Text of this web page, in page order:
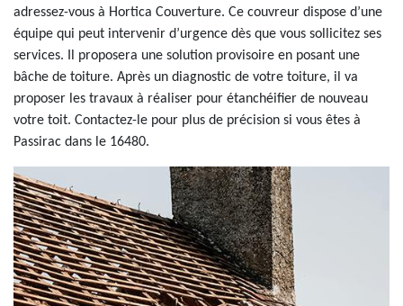
adressez-vous à Hortica Couverture. Ce couvreur dispose d’une
équipe qui peut intervenir d’urgence dès que vous sollicitez ses
services. Il proposera une solution provisoire en posant une
bâche de toiture. Après un diagnostic de votre toiture, il va
proposer les travaux à réaliser pour étanchéifier de nouveau
votre toit. Contactez-le pour plus de précision si vous êtes à
Passirac dans le 16480.